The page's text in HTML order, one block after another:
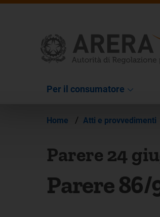
Per il consumatore
Home / Atti e provvedimenti
Parere 24
Parere 86/